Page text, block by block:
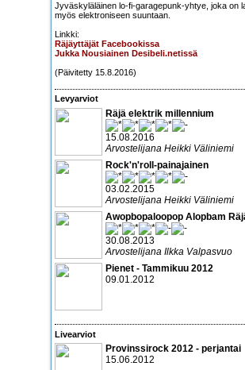
Jyväskyläläinen lo-fi-garagepunk-yhtye, joka on
myös elektroniseen suuntaan.
Linkki:
Räjäyttäjät Facebookissa
Jukka Nousiainen Desibeli.netissä
(Päivitetty 15.8.2016)
Levyarviot
Räjä elektrik millennium
15.08.2016
Arvostelijana Heikki Väliniemi
Rock'n'roll-painajainen
03.02.2015
Arvostelijana Heikki Väliniemi
Awopbopaloopop Alopbam
30.08.2013
Arvostelijana Ilkka Valpasvuo
Pienet - Tammikuu 2012
09.01.2012
Livearviot
Provinssirock 2012 - perjantai
15.06.2012